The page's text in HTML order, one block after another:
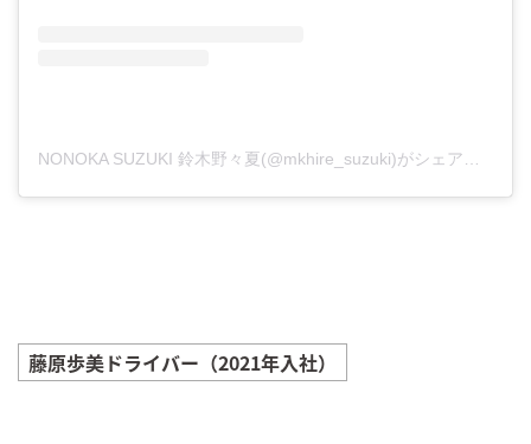
NONOKA SUZUKI 鈴木野々夏(@mkhire_suzuki)がシェアした投稿
藤原歩美ドライバー（2021年入社）